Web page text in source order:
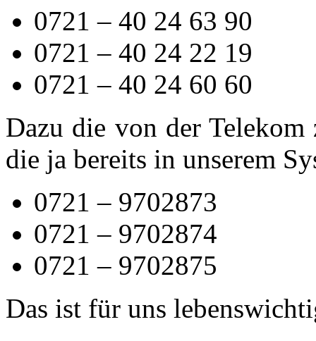
0721 – 40 24 63 90
0721 – 40 24 22 19
0721 – 40 24 60 60
Dazu die von der
die ja bereits in unserem
0721 – 9702873
0721 – 9702874
0721 – 9702875
Das ist für uns